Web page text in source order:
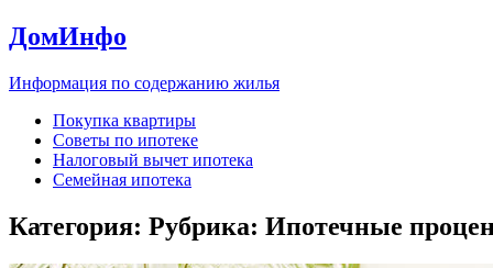
ДомИнфо
Информация по содержанию жилья
Покупка квартиры
Советы по ипотеке
Налоговый вычет ипотека
Семейная ипотека
Категория: Рубрика: Ипотечные